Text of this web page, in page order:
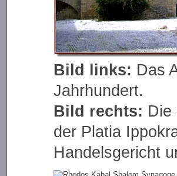
Bild links: Das
Jahrhundert.
Bild rechts: Die
der Platia
Handelsgericht